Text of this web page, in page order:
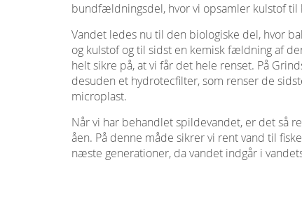
bundfældningsdel, hvor vi opsamler kulstof til
Vandet ledes nu til den biologiske del, hvor
og kulstof og til sidst en kemisk fældning af
helt sikre på, at vi får det hele renset. På
desuden et hydrotecfilter, som renser de
microplast.
Når vi har behandlet spildevandet, er det så
åen. På denne måde sikrer vi rent vand til
næste generationer, da vandet indgår i